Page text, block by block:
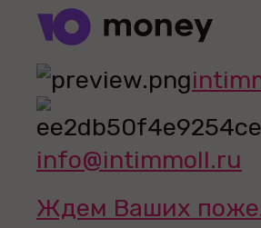
info@intimmoll.ru
Ждем Ваших